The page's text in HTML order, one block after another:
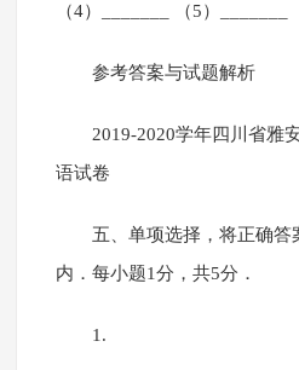
（4）_______ （5）_______
参考答案与试题解析
2019-2020学年四川省雅
语试卷
五、单项选择，将正确答
内．每小题1分，共5分．
1.